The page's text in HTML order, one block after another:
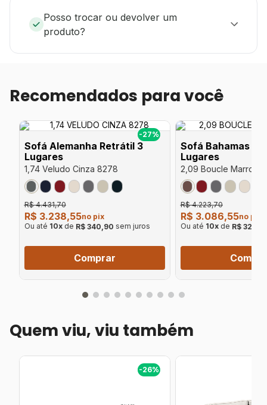
Posso trocar ou devolver um
produto?
Recomendados para você
-27%
Sofá Alemanha Retrátil 3
Lugares
1,74 Veludo Cinza 8278
R$ 4.431,70
R$ 3.238,55no pix
Ou até 10xde R$ 340,90 sem juros
Comprar
Sofá Bahamas
Lugares
2,09 Boucle Marrom
R$ 4.223,70
R$ 3.086,55no pix
Ou até 10xde R$
Quem viu, viu também
-26%